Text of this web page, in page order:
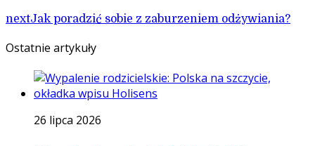
nextJak poradzić sobie z zaburzeniem odżywiania?
Ostatnie artykuły
26 lipca 2026